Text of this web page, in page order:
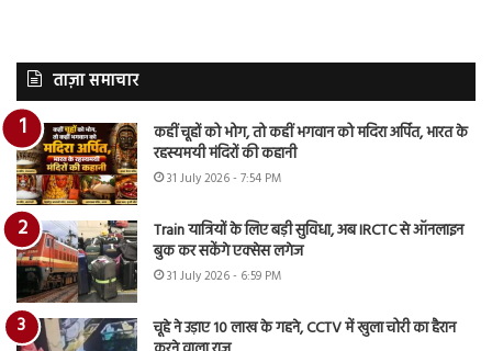
ताज़ा समाचार
कहीं चूहों को भोग, तो कहीं भगवान को मदिरा अर्पित, भारत के
रहस्यमयी मंदिरों की कहानी
31 July 2026 - 7:54 PM
Train यात्रियों के लिए बड़ी सुविधा, अब IRCTC से ऑनलाइन
बुक कर सकेंगे एक्सेस लगेज
31 July 2026 - 6:59 PM
चूहे ने उड़ाए 10 लाख के गहने, CCTV में खुला चोरी का हैरान